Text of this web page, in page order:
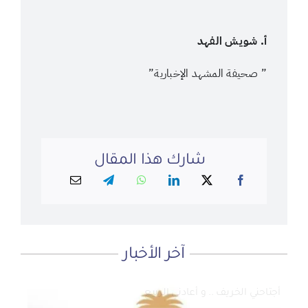
أ. شويش الفهد
” صحيفة المشهد الإخبارية”
شارك هذا المقال
آخر الأخبار
أجتاحني الخريف .. و أعادني الربيع
لماذا نعمل 8 ساعات؟
المنطقة الآمنة